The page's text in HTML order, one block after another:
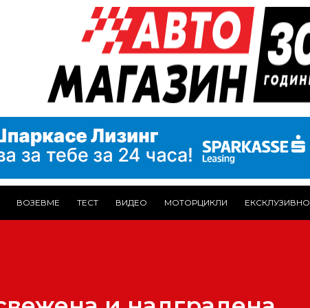
ВОЗЕВМЕ ТЕСТ ВИДЕО МОТОРЦИКЛИ ЕКСКЛУЗИВНО